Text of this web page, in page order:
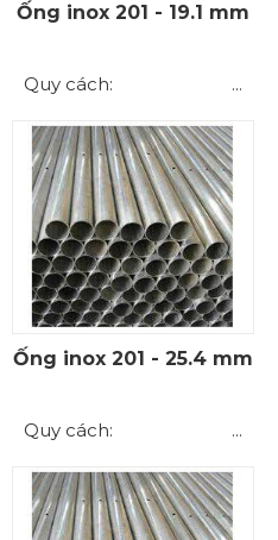
Ống inox 201 - 19.1 mm
Quy cách: ...
Ống inox 201 - 25.4 mm
Quy cách: ...